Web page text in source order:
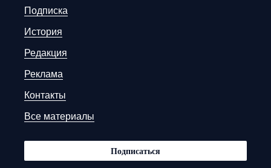
Подписка
История
Редакция
Реклама
Контакты
Все материалы
Подписаться